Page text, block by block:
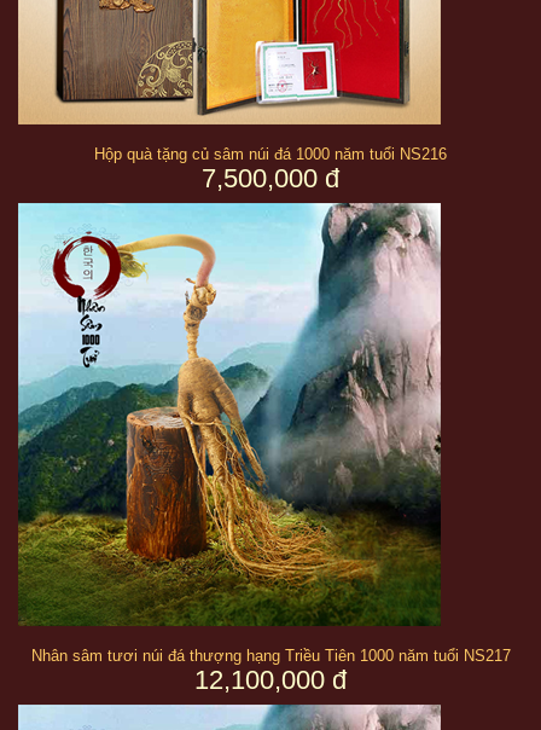
Hộp quà tặng củ sâm núi đá 1000 năm tuổi NS216
7,500,000 đ
Nhân sâm tươi núi đá thượng hạng Triều Tiên 1000 năm tuổi NS217
12,100,000 đ